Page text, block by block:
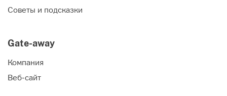
Советы и подсказки
Gate-away
Компания
Веб-сайт